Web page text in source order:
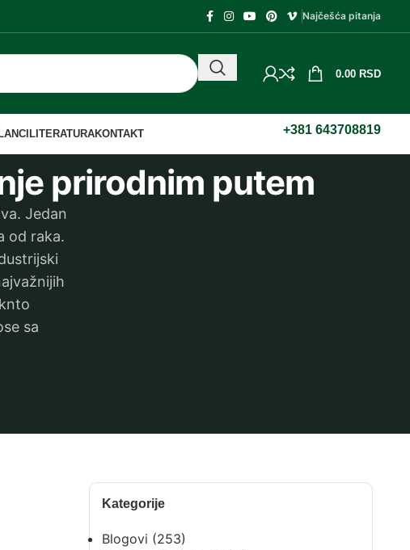
Najčešća pitanja
0.00 RSD
LITERATURAKONTAKT +381 643708819
prirodnim putem
Jedan
od raka.
sa
Kategorije
Blogovi (253)